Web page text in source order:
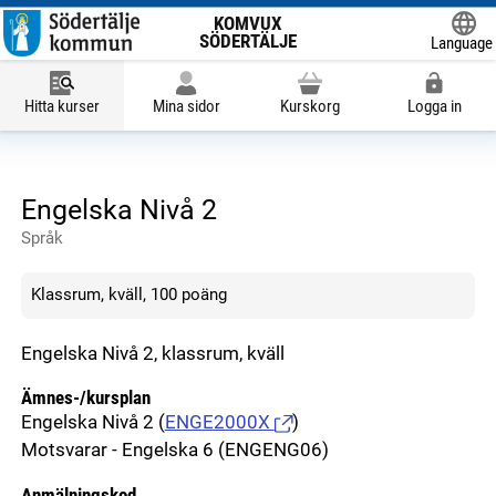
KOMVUX
SÖDERTÄLJE
Language
Hitta kurser Mina sidor Kurskorg Logga in
Engelska Nivå 2
Språk
Klassrum, kväll, 100 poäng
Engelska Nivå 2, klassrum, kväll
Ämnes-/kursplan
Engelska Nivå 2 ( ENGE2000X
)
Motsvarar - Engelska 6 (ENGENG06)